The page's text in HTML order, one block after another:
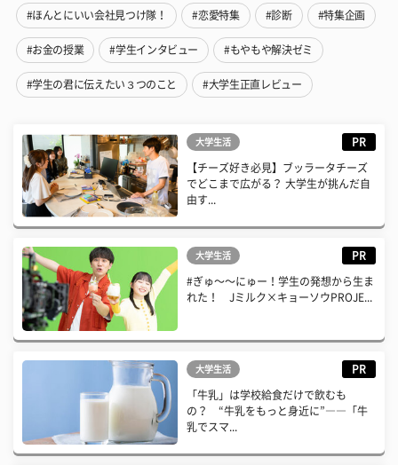
#ほんとにいい会社見つけ隊！ #恋愛特集 #診断 #特集企画
#お金の授業 #学生インタビュー #もやもや解決ゼミ
#学生の君に伝えたい３つのこと #大学生正直レビュー
大学生活 PR
【チーズ好き必見】ブッラータチーズ
でどこまで広がる？ 大学生が挑んだ自
由す...
大学生活 PR
#ぎゅ〜〜にゅー！学生の発想から生ま
れた！ Jミルク×キョーソウPROJE...
大学生活 PR
「牛乳」は学校給食だけで飲むも
の？ “牛乳をもっと身近に”――「牛
乳でスマ...